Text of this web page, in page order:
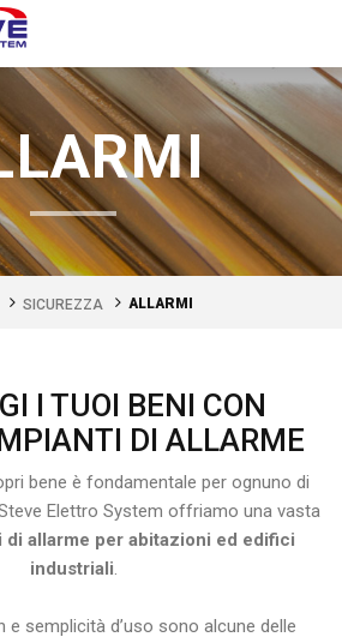
SICUREZZA ALLARMI
I TUOI BENI CON
DI ALLARME
bene è fondamentale per ognuno di
Elettro System offriamo una vasta
di allarme per abitazioni ed edifici
industriali.
e semplicità d’uso sono alcune delle